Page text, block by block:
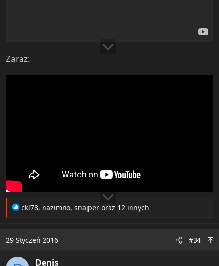
Zaraz:
R
t
o
ckl78, nazimno, snajper oraz 12 innych
29 Styczeń 2016 #34
Denis